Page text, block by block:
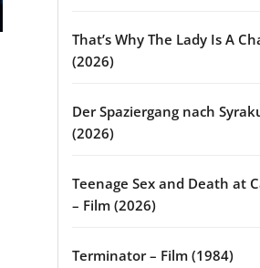
That’s Why The Lady Is A
(2026)
Der Spaziergang nach
(2026)
Teenage Sex and Death at
– Film (2026)
Terminator – Film (1984)